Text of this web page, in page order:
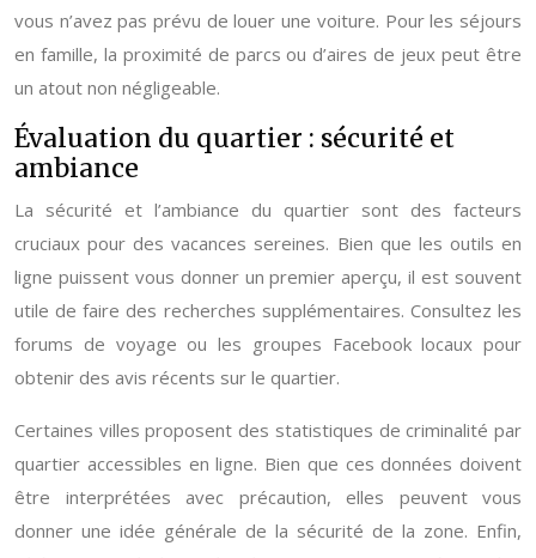
vous n’avez pas prévu de louer une voiture. Pour les séjours
en famille, la proximité de parcs ou d’aires de jeux peut être
un atout non négligeable.
Évaluation du quartier : sécurité et
ambiance
La sécurité et l’ambiance du quartier sont des facteurs
cruciaux pour des vacances sereines. Bien que les outils en
ligne puissent vous donner un premier aperçu, il est souvent
utile de faire des recherches supplémentaires. Consultez les
forums de voyage ou les groupes Facebook locaux pour
obtenir des avis récents sur le quartier.
Certaines villes proposent des statistiques de criminalité par
quartier accessibles en ligne. Bien que ces données doivent
être interprétées avec précaution, elles peuvent vous
donner une idée générale de la sécurité de la zone. Enfin,